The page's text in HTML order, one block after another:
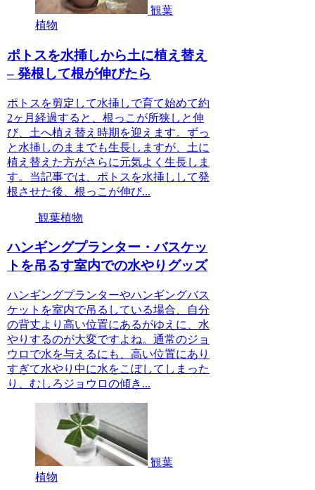
観葉
植物
ポトスを水挿しから土に植え替え
– 発根して根が伸びたら
ポトスを剪定して水挿しで育て始めて約
2ヶ月経過すると、根っこが所狭しと伸
び、土へ植え替え時期を迎えます。ずっ
と水挿しのままでも生長しますが、土に
植え替えた方がさらに元気よく生長しま
す。当記事では、ポトスを水挿しして発
根させた後、根っこが伸び...
観葉植物
ハンギングプランター・バスケッ
トを吊るす室内での水やりグッズ
ハンギングプランターやハンギングバス
ケットを室内で吊るしている場合、自分
の背丈より高い位置にあるがゆえに、水
やりするのが大変ですよね。通常のジョ
ウロで水を与えるにも、高い位置にあり
すぎて水やり中に水をこぼしてしまった
り、むしろジョウロの傾き...
観葉
植物